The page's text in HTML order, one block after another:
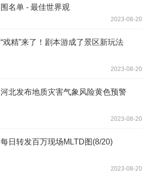
围名单 - 最佳世界观
2023-08-20
“戏精”来了！剧本游成了景区新玩法
2023-08-20
河北发布地质灾害气象风险黄色预警
2023-08-20
每日转发百万现场MLTD图(8/20)
2023-08-20